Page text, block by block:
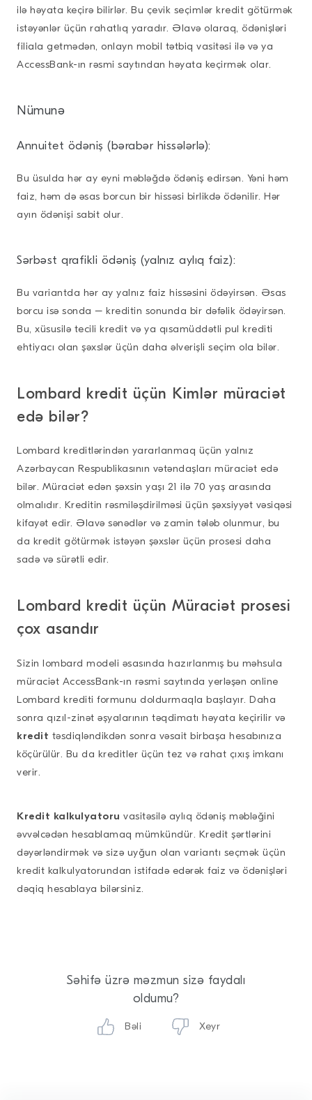
ilə həyata keçirə bilirlər. Bu çevik seçimlər kredit götürmək
istəyənlər üçün rahatlıq yaradır. Əlavə olaraq, ödənişləri
filiala getmədən, onlayn mobil tətbiq vasitəsi ilə və ya
AccessBank-ın rəsmi saytından həyata keçirmək olar.
Nümunə
Annuitet ödəniş (bərabər hissələrlə):
Bu üsulda hər ay eyni məbləğdə ödəniş edirsən. Yəni həm
faiz, həm də əsas borcun bir hissəsi birlikdə ödənilir. Hər
ayın ödənişi sabit olur.
Sərbəst qrafikli ödəniş (yalnız aylıq faiz):
Bu variantda hər ay yalnız faiz hissəsini ödəyirsən. Əsas
borcu isə sonda – kreditin sonunda bir dəfəlik ödəyirsən.
Bu, xüsusilə tecili kredit və ya qısamüddətli pul krediti
ehtiyacı olan şəxslər üçün daha əlverişli seçim ola bilər.
Lombard kredit üçün Kimlər müraciət
edə bilər?
Lombard kreditlərindən yararlanmaq üçün yalnız
Azərbaycan Respublikasının vətəndaşları müraciət edə
bilər. Müraciət edən şəxsin yaşı 21 ilə 70 yaş arasında
olmalıdır. Kreditin rəsmiləşdirilməsi üçün şəxsiyyət vəsiqəsi
kifayət edir. Əlavə sənədlər və zamin tələb olunmur, bu
da kredit götürmək istəyən şəxslər üçün prosesi daha
sadə və sürətli edir.
Lombard kredit üçün Müraciət prosesi
çox asandır
Sizin lombard modeli əsasında hazırlanmış bu məhsula
müraciət AccessBank-ın rəsmi saytında yerləşən online
Lombard krediti formunu doldurmaqla başlayır. Daha
sonra qızıl-zinət əşyalarının təqdimatı həyata keçirilir və
kredit təsdiqləndikdən sonra vəsait birbaşa hesabınıza
köçürülür. Bu da kreditler üçün tez və rahat çıxış imkanı
verir.
Kredit kalkulyatoru vasitəsilə aylıq ödəniş məbləğini
əvvəlcədən hesablamaq mümkündür. Kredit şərtlərini
dəyərləndirmək və sizə uyğun olan variantı seçmək üçün
kredit kalkulyatorundan istifadə edərək faiz və ödənişləri
dəqiq hesablaya bilərsiniz.
Səhifə üzrə məzmun sizə faydalı
oldumu?
Bəli Xeyr